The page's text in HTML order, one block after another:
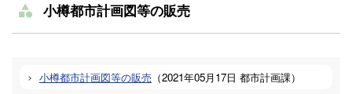
小樽都市計画図等の販売
小樽都市計画図等の販売 （2021年05月17日 都市計画課）